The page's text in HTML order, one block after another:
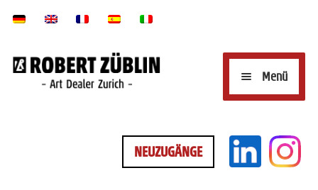
Zur
Navigation
Zum
Inhalt
Menü
ONLINE-KUNSTGALERIE
U
n
NEUZUGÄNGE